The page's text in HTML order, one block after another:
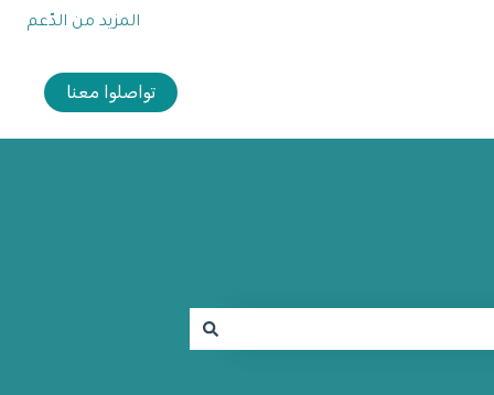
المزيد من الدّعم
تواصلوا معنا